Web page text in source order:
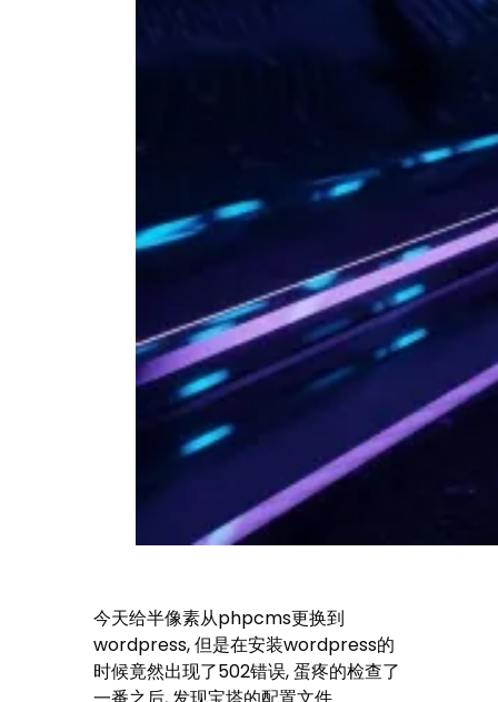
今天给半像素从phpcms更换到
wordpress, 但是在安装wordpress的
时候竟然出现了502错误, 蛋疼的检查了